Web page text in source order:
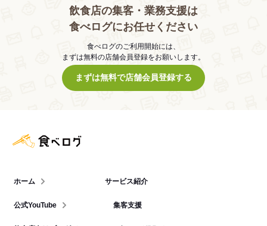
飲食店の集客・業務支援は
食べログにお任せください
食べログのご利用開始には、
まずは無料の店舗会員登録をお願いします。
まずは無料で店舗会員登録する
ホーム
公式YouTube
サービス紹介
集客支援